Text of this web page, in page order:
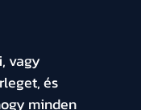
vagy
és
minden